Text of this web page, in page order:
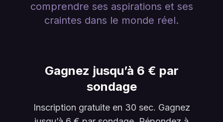
comprendre ses aspirations et ses
craintes dans le monde réel.
Gagnez jusqu’à 6 € par
sondage
Inscription gratuite en 30 sec. Gagnez